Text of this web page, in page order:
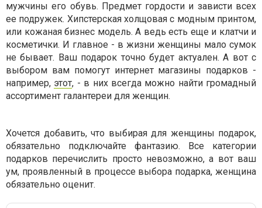
мужчины его обувь. Предмет гордости и зависти всех
ее подружек. Хипстерская холщовая с модным принтом,
или кожаная бизнес модель. А ведь есть еще и клатчи и
косметички. И главное - в жизни женщины мало сумок
не бывает. Ваш подарок точно будет актуален. А вот с
выбором вам помогут интернет магазины подарков -
например, этот, - в них всегда можно найти громадный
ассортимент галантереи для женщин.
Хочется добавить, что выбирая для женщины подарок,
обязательно подключайте фантазию. Все категории
подарков перечислить просто невозможно, а вот ваш
ум, проявленный в процессе выбора подарка, женщина
обязательно оценит.